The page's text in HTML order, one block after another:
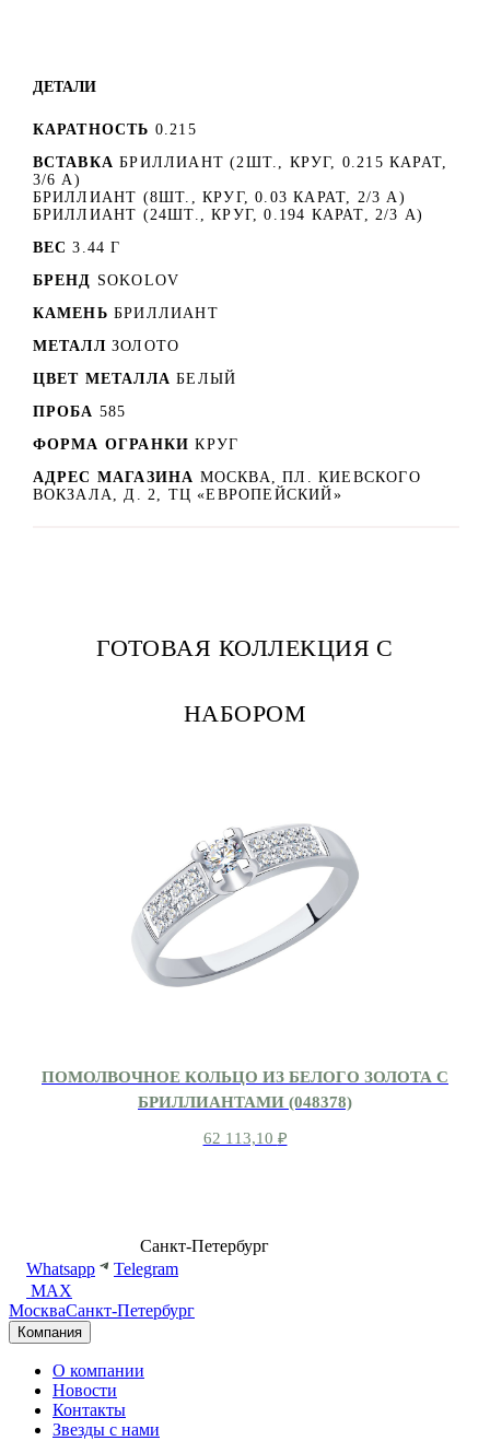
ДЕТАЛИ
КАРАТНОСТЬ 0.215
ВСТАВКА БРИЛЛИАНТ (2ШТ., КРУГ, 0.215 КАРАТ,
3/6 А)
БРИЛЛИАНТ (8ШТ., КРУГ, 0.03 КАРАТ, 2/3 А)
БРИЛЛИАНТ (24ШТ., КРУГ, 0.194 КАРАТ, 2/3 А)
ВЕС 3.44 Г
БРЕНД SOKOLOV
КАМЕНЬ БРИЛЛИАНТ
МЕТАЛЛ ЗОЛОТО
ЦВЕТ МЕТАЛЛА БЕЛЫЙ
ПРОБА 585
ФОРМА ОГРАНКИ КРУГ
АДРЕС МАГАЗИНА МОСКВА, ПЛ. КИЕВСКОГО
ВОКЗАЛА, Д. 2, ТЦ «ЕВРОПЕЙСКИЙ»
ГОТОВАЯ КОЛЛЕКЦИЯ С
НАБОРОМ
ПОМОЛВОЧНОЕ КОЛЬЦО ИЗ БЕЛОГО ЗОЛОТА С
БРИЛЛИАНТАМИ (048378)
62 113,10 ₽
Санкт-Петербург
Whatsapp
Telegram
MAX
МоскваСанкт-Петербург
Компания
О компании
Новости
Контакты
Звезды с нами